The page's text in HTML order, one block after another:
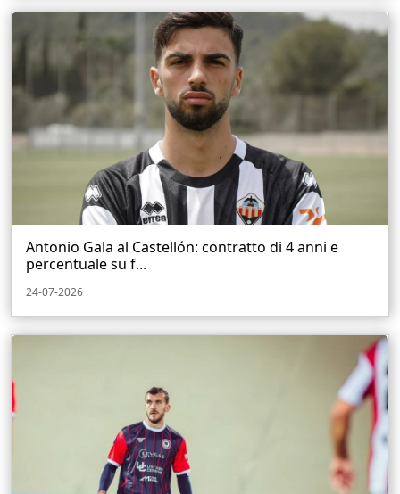
Antonio Gala al Castellón: contratto di 4 anni e
percentuale su f...
24-07-2026